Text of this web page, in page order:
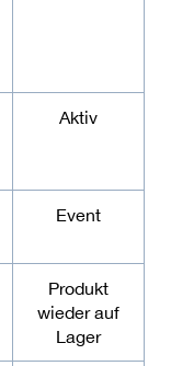
Aktiv
Event
Produkt
wieder auf
Lager